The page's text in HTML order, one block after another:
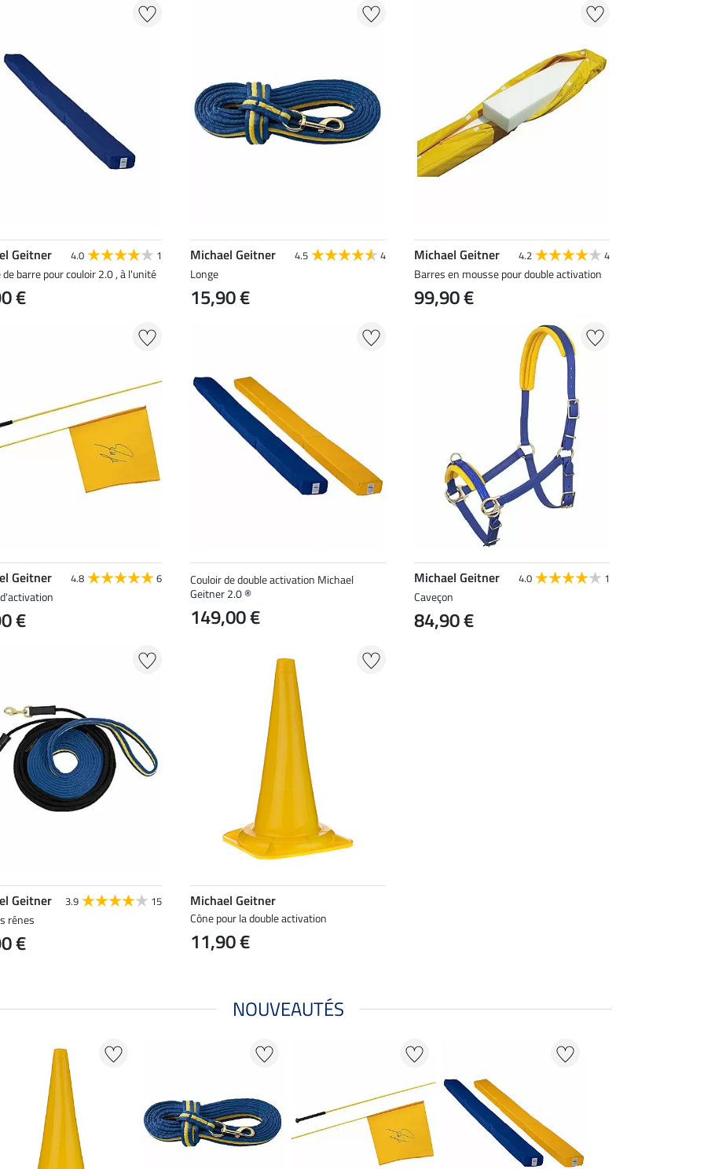
Geitner 4.0 1
de barre pour couloir 2.0 , à l'unité
€
Michael Geitner 4.5 4
Longe
15,90 €
Michael Geitner 4.2 4
Barres en mousse pour double activation
99,90 €
Geitner 4.8 6
€
Couloir de double activation Michael
Geitner 2.0 ®
149,00 €
Michael Geitner 4.0 1
Caveçon
84,90 €
Geitner 3.9 15
rênes
€
Michael Geitner
Cône pour la double activation
11,90 €
NOUVEAUTÉS